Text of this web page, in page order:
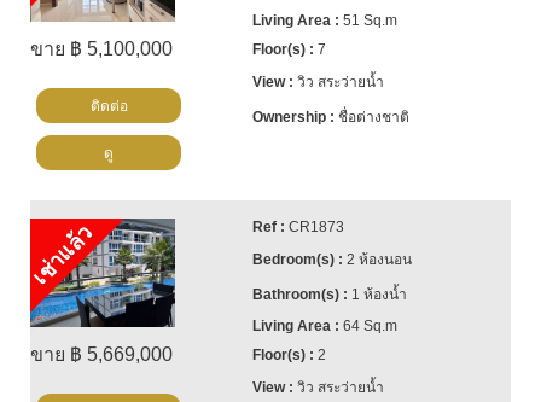
ขาย ฿ 5,100,000
51 Sq.m
7
วิว สระว่ายน้ำ
ชื่อต่างชาติ
ติดต่อ
ดู
เช่าแล้ว
ขาย ฿ 5,669,000
CR1873
2 ห้องนอน
1 ห้องน้ำ
64 Sq.m
2
วิว สระว่ายน้ำ